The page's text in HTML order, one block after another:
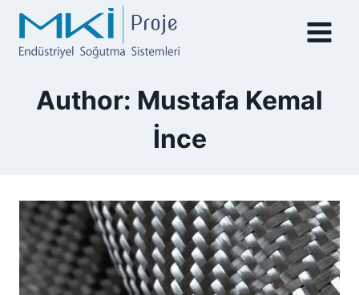
Author: Mustafa Kemal
İnce